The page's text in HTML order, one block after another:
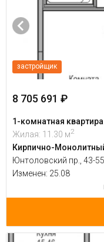
застройщик
8 705 691 ₽
1-комнатная квартира
Жилая: 11.30 м2
Кирпично-
Юнтоловский пр., 43-55
Изменен: 25.08